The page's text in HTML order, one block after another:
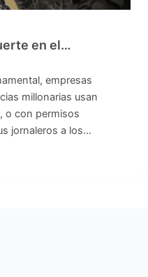
en el…
empresas
millonarias usan
o con permisos
jornaleros a los…